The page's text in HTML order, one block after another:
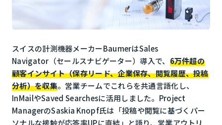
スイスの計測機器メーカーBaumerはSales
Navigator（セールスナビゲーター）導入で、 6万件超の
顧客インサイト（保存リード、企業保存、閲覧履歴、投稿
分析）を収集。営業チームでこれらを共通言語化し、
InMailやSaved Searchesに活用しました。Project
ManagerのSaskia Knopf氏は「投稿や閲覧に基づくパー
ソナルな接触が応答率UPに直結」と語り、営業アウトリ